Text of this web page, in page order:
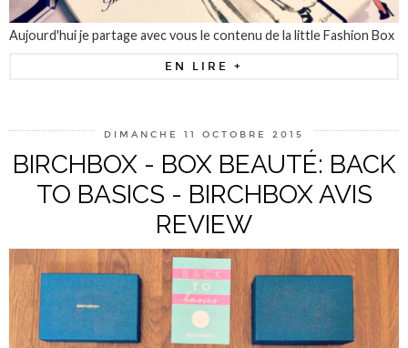
Aujourd'hui je partage avec vous le contenu de la little Fashion Box
EN LIRE +
DIMANCHE 11 OCTOBRE 2015
BIRCHBOX - BOX BEAUTÉ: BACK
TO BASICS - BIRCHBOX AVIS
REVIEW